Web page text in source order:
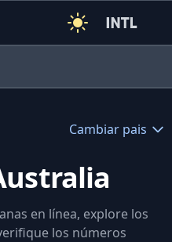
Cambiar pais
en línea, explore los
los números